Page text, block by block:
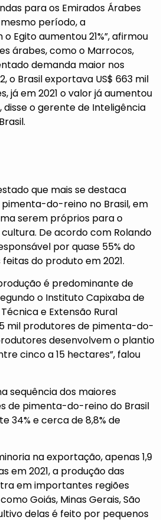
para os Emirados Árabes
período, a
Egito aumentou 21%”, afirmou
árabes, como o Marrocos,
demanda maior nos
o Brasil exportava US$ 663 mil
já em 2021 o valor já aumentou
disse o gerente de Inteligência
que mais se destaca
do-reino no Brasil, em
serem próprios para o
De acordo com Rolando
por quase 55% do
do produto em 2021.
é predominante de
o Instituto Capixaba de
e Extensão Rural
mil produtores de pimenta-do-
desenvolvem o plantio
cinco a 15 hectares”, falou
sequência dos maiores
de pimenta-do-reino do Brasil
34% e cerca de 8,8% de
na exportação, apenas 1,9
em 2021, a produção das
em importantes regiões
Goiás, Minas Gerais, São
delas é feito por pequenos